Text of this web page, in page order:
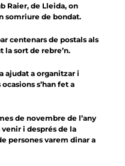
Raier, de Lleida, on
somriure de bondat.
centenars de postals als
la sort de rebre’n.
ajudat a organitzar i
s’han fet a
de novembre de l’any
venir i després de la
persones varem dinar a